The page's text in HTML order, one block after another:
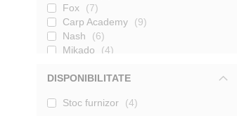
Fox
7
Carp Academy
9
Nash
6
Mikado
4
Carp Spirit
1
Spro
5
DISPONIBILITATE
Stoc furnizor 4